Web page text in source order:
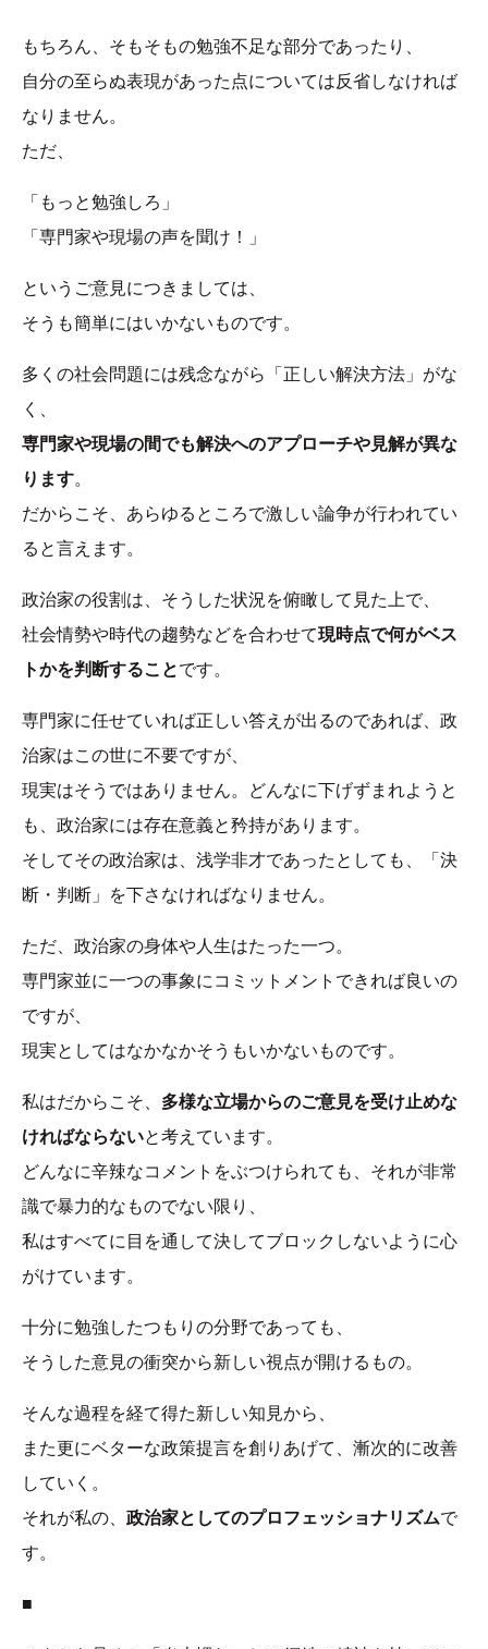
もちろん、そもそもの勉強不足な部分であったり、
自分の至らぬ表現があった点については反省しなければ
なりません。
ただ、
「もっと勉強しろ」
「専門家や現場の声を聞け！」
というご意見につきましては、
そうも簡単にはいかないものです。
多くの社会問題には残念ながら「正しい解決方法」がな
く、
専門家や現場の間でも解決へのアプローチや見解が異な
ります。
だからこそ、あらゆるところで激しい論争が行われてい
ると言えます。
政治家の役割は、そうした状況を俯瞰して見た上で、
社会情勢や時代の趨勢などを合わせて現時点で何がベス
トかを判断することです。
専門家に任せていれば正しい答えが出るのであれば、政
治家はこの世に不要ですが、
現実はそうではありません。どんなに下げずまれようと
も、政治家には存在意義と矜持があります。
そしてその政治家は、浅学非才であったとしても、「決
断・判断」を下さなければなりません。
ただ、政治家の身体や人生はたった一つ。
専門家並に一つの事象にコミットメントできれば良いの
ですが、
現実としてはなかなかそうもいかないものです。
私はだからこそ、 多様な立場からのご意見を受け止めな
ければならないと考えています。
どんなに辛辣なコメントをぶつけられても、それが非常
識で暴力的なものでない限り、
私はすべてに目を通して決してブロックしないように心
がけています。
十分に勉強したつもりの分野であっても、
そうした意見の衝突から新しい視点が開けるもの。
そんな過程を経て得た新しい知見から、
また更にベターな政策提言を創りあげて、漸次的に改善
していく。
それが私の、 政治家としてのプロフェッショナリズムで
す。
■